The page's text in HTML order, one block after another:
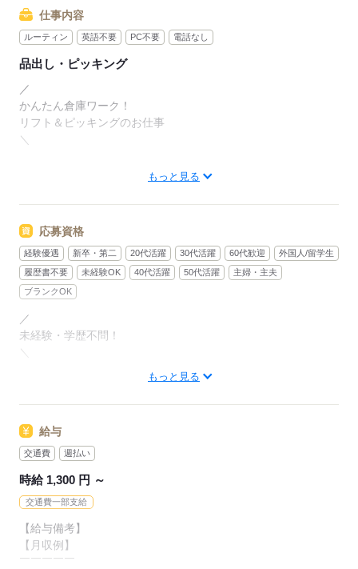
仕事内容
ルーティン 英語不要 PC不要 電話なし
品出し・ピッキング
／
かんたん倉庫ワーク！
リフト＆ピッキングのお仕事
＼
○リフト作業
○ピッキング作業
○梱包・仕分け・検品作業
などをお任せします！
リフト免許を持っていない方も
ご相談ください！
スキルを活かして働けるお仕事です。
髪色・髪型自由、
自由度の高い職場です◎
少しでも興味を持った方は、
お気軽にお問い合わせください！
もっと見る
応募資格
経験優遇 新卒・第二 20代活躍 30代活躍 60代歓迎
外国人/留学生
履歴書不要
未経験OK 40代活躍 50代活躍
主婦・主夫
ブランクOK
／
未経験・学歴不問！
＼
★リフト免許をお持ちの方歓迎！！
スタッフが活躍中です◎
￣￣￣￣￣￣￣￣￣￣￣￣
・リフト免許があるけど実務経験がない方
・倉庫作業が初めての方
・フリーターの方
・お仕事復帰の方
もっと見る
給与
交通費 週払い
時給 1,300 円 ～
交通費一部支給
【給与備考】
【月収例】
￣￣￣￣￣